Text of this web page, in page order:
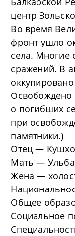
центр
Во время
фронт ушло
села. Многие
сражений. В
Освобождено
о погибших
при
памятники.)
Отец —
Мать —
Жена —
Общее
Социальное